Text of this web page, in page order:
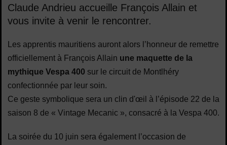
Claude Andrieu accueille François Allain et
vous invite à venir le rencontrer.
Les apprentis mauritiens auront alors l’honneur de remettre
officiellement à François Allain une maquette de la
mythique Vespa 400 sur le circuit de Montlhéry
confectionnée par leur soin.
Ce geste symbolique sera un clin d'œil à l’épisode 22 de la
saison 8 de « Vintage Mecanic », consacré à la Vespa 400.
La soirée du 10 juin sera également l’occasion de